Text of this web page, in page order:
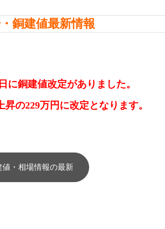
銅建値最新情報
に銅建値改定がありました。
昇の229万円に改定となります。
値・相場情報の最新